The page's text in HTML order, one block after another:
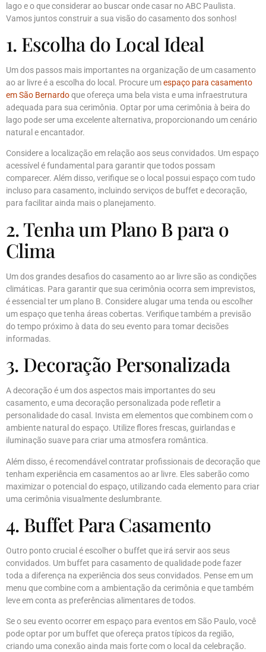
lago e o que considerar ao buscar onde casar no ABC Paulista.
Vamos juntos construir a sua visão do casamento dos sonhos!
1. Escolha do Local Ideal
Um dos passos mais importantes na organização de um casamento
ao ar livre é a escolha do local. Procure umespaço para casamento
em São Bernardoque ofereça uma bela vista e uma infraestrutura
adequada para sua cerimônia. Optar por uma cerimônia à beira do
lago pode ser uma excelente alternativa, proporcionando um cenário
natural e encantador.
Considere a localização em relação aos seus convidados. Um espaço
acessível é fundamental para garantir que todos possam
comparecer. Além disso, verifique se o local possui espaço com tudo
incluso para casamento, incluindo serviços de buffet e decoração,
para facilitar ainda mais o planejamento.
2. Tenha um Plano B para o
Clima
Um dos grandes desafios do casamento ao ar livre são as condições
climáticas. Para garantir que sua cerimônia ocorra sem imprevistos,
é essencial ter um plano B. Considere alugar uma tenda ou escolher
um espaço que tenha áreas cobertas. Verifique também a previsão
do tempo próximo à data do seu evento para tomar decisões
informadas.
3. Decoração Personalizada
A decoração é um dos aspectos mais importantes do seu
casamento, e uma decoração personalizada pode refletir a
personalidade do casal. Invista em elementos que combinem com o
ambiente natural do espaço. Utilize flores frescas, guirlandas e
iluminação suave para criar uma atmosfera romântica.
Além disso, é recomendável contratar profissionais de decoração que
tenham experiência em casamentos ao ar livre. Eles saberão como
maximizar o potencial do espaço, utilizando cada elemento para criar
uma cerimônia visualmente deslumbrante.
4. Buffet Para Casamento
Outro ponto crucial é escolher o buffet que irá servir aos seus
convidados. Um buffet para casamento de qualidade pode fazer
toda a diferença na experiência dos seus convidados. Pense em um
menu que combine com a ambientação da cerimônia e que também
leve em conta as preferências alimentares de todos.
Se o seu evento ocorrer em espaço para eventos em São Paulo, você
pode optar por um buffet que ofereça pratos típicos da região,
criando uma conexão ainda mais forte com o local da celebração.